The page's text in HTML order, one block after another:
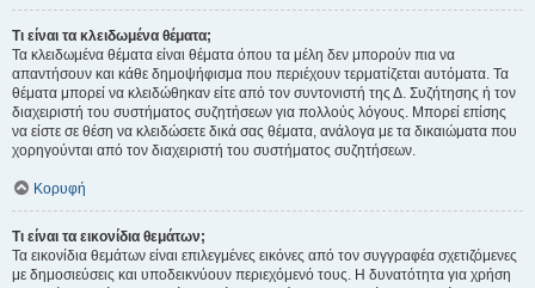
Τι είναι τα κλειδωμένα θέματα;
Τα κλειδωμένα θέματα είναι θέματα όπου τα μέλη δεν μπορούν πια να
απαντήσουν και κάθε δημοψήφισμα που περιέχουν τερματίζεται αυτόματα. Τα
θέματα μπορεί να κλειδώθηκαν είτε από τον συντονιστή της Δ. Συζήτησης ή τον
διαχειριστή του συστήματος συζητήσεων για πολλούς λόγους. Μπορεί επίσης
να είστε σε θέση να κλειδώσετε δικά σας θέματα, ανάλογα με τα δικαιώματα που
χορηγούνται από τον διαχειριστή του συστήματος συζητήσεων.
Κορυφή
Τι είναι τα εικονίδια θεμάτων;
Τα εικονίδια θεμάτων είναι επιλεγμένες εικόνες από τον συγγραφέα σχετιζόμενες
με δημοσιεύσεις και υποδεικνύουν περιεχόμενό τους. Η δυνατότητα για χρήση